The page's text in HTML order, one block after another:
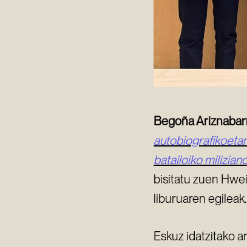
Begoña
batailoiko
bisitatu zuen
liburuaren egileak.
Eskuz idatzitako